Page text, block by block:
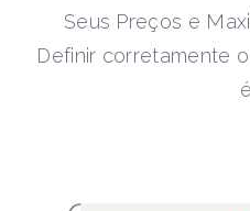
Seus Preços e
Definir corretamente
é